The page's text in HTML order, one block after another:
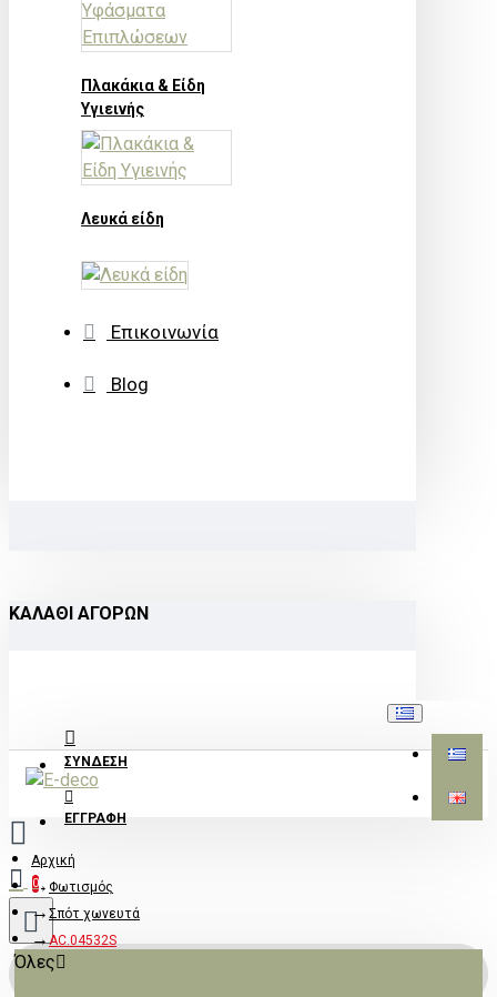
Πλακάκια & Είδη
Υγιεινής
Λευκά είδη
Επικοινωνία
Blog
ΚΑΛΆΘΙ ΑΓΟΡΏΝ
ΣΎΝΔΕΣΗ
ΕΓΓΡΑΦΉ
0
Όλες
Αρχική
Φωτισμός
Σπότ χωνευτά
AC.04532S